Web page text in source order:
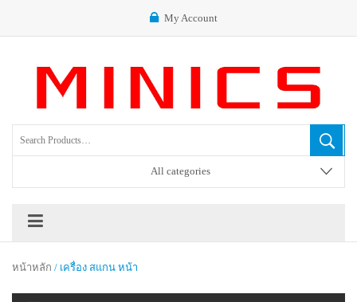
My Account
All categories
หน้าหลัก / เครื่อง สแกน หน้า